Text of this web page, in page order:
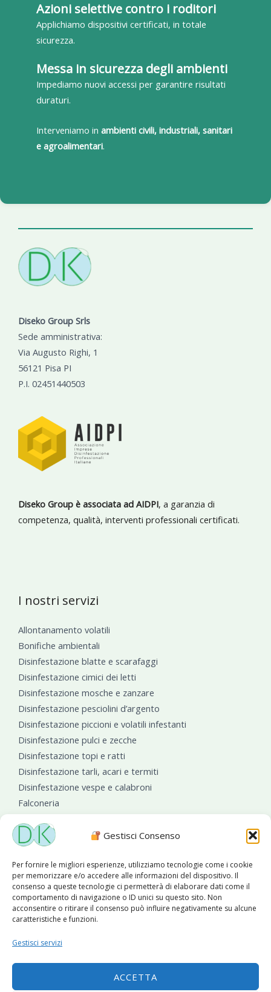
Gestisci Consenso
Per fornire le migliori esperienze, utilizziamo tecnologie come i cookie
per memorizzare e/o accedere alle informazioni del dispositivo. Il
consenso a queste tecnologie ci permetterà di elaborare dati come il
comportamento di navigazione o ID unici su questo sito. Non
acconsentire o ritirare il consenso può influire negativamente su alcune
caratteristiche e funzioni.
Gestisci servizi
ACCETTA
Azioni selettive contro i roditori
Applichiamo dispositivi certificati, in totale
sicurezza.
Messa in sicurezza degli ambienti
Impediamo nuovi accessi per garantire risultati
duraturi.
Interveniamo in ambienti civili, industriali, sanitari
e agroalimentari.
Diseko Group Srls
Sede amministrativa:
Via Augusto Righi, 1
56121 Pisa PI
P.I. 02451440503
Diseko Group è associata ad AIDPI, a garanzia di
competenza, qualità, interventi professionali certificati.
I nostri servizi
Allontanamento volatili
Bonifiche ambientali
Disinfestazione blatte e scarafaggi
Disinfestazione cimici dei letti
Disinfestazione mosche e zanzare
Disinfestazione pesciolini d’argento
Disinfestazione piccioni e volatili infestanti
Disinfestazione pulci e zecche
Disinfestazione topi e ratti
Disinfestazione tarli, acari e termiti
Disinfestazione vespe e calabroni
Falconeria